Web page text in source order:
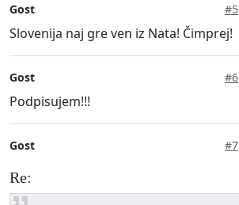
Gost #5
Slovenija naj gre ven iz Nata! Čimprej!
Gost #6
Podpisujem!!!
Gost #7
Re: